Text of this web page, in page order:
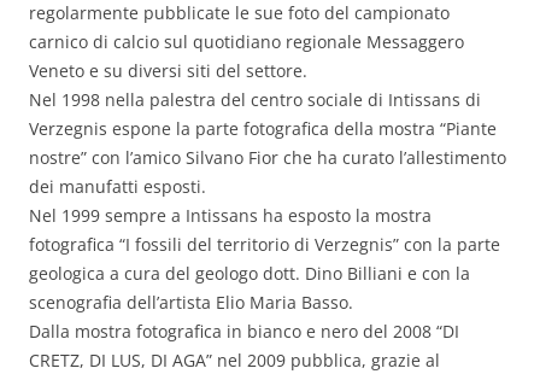
regolarmente pubblicate le sue foto del campionato
carnico di calcio sul quotidiano regionale Messaggero
Veneto e su diversi siti del settore.
Nel 1998 nella palestra del centro sociale di Intissans di
Verzegnis espone la parte fotografica della mostra “Piante
nostre” con l’amico Silvano Fior che ha curato l’allestimento
dei manufatti esposti.
Nel 1999 sempre a Intissans ha esposto la mostra
fotografica “I fossili del territorio di Verzegnis” con la parte
geologica a cura del geologo dott. Dino Billiani e con la
scenografia dell’artista Elio Maria Basso.
Dalla mostra fotografica in bianco e nero del 2008 “DI
CRETZ, DI LUS, DI AGA” nel 2009 pubblica, grazie al